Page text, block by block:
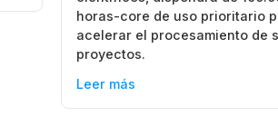
horas-core de uso prioritario
acelerar el procesamiento de
proyectos.
Leer más